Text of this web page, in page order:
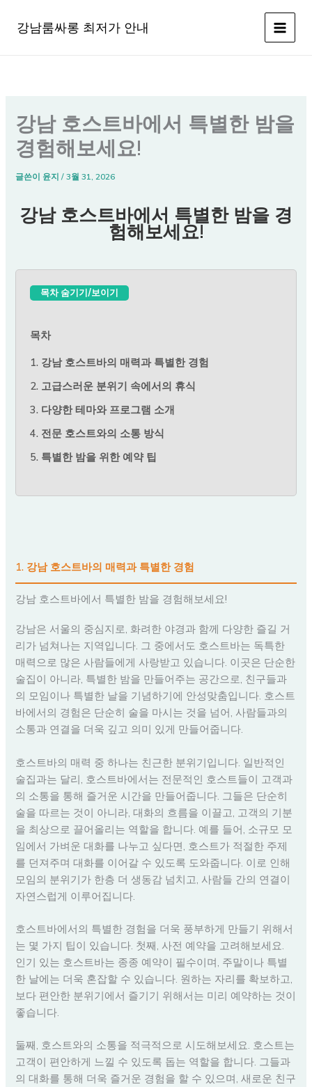
강남룸싸롱 최저가 안내
강남 호스트바에서 특별한 밤을
경험해보세요!
글쓴이 윤지/3월 31, 2026
강남 호스트바에서 특별한 밤을 경
험해보세요!
목차 숨기기/보이기
목차
1. 강남 호스트바의 매력과 특별한 경험
2. 고급스러운 분위기 속에서의 휴식
3. 다양한 테마와 프로그램 소개
4. 전문 호스트와의 소통 방식
5. 특별한 밤을 위한 예약 팁
1. 강남 호스트바의 매력과 특별한 경험
강남 호스트바에서 특별한 밤을 경험해보세요!
강남은 서울의 중심지로, 화려한 야경과 함께 다양한 즐길 거
리가 넘쳐나는 지역입니다. 그 중에서도 호스트바는 독특한
매력으로 많은 사람들에게 사랑받고 있습니다. 이곳은 단순한
술집이 아니라, 특별한 밤을 만들어주는 공간으로, 친구들과
의 모임이나 특별한 날을 기념하기에 안성맞춤입니다. 호스트
바에서의 경험은 단순히 술을 마시는 것을 넘어, 사람들과의
소통과 연결을 더욱 깊고 의미 있게 만들어줍니다.
호스트바의 매력 중 하나는 친근한 분위기입니다. 일반적인
술집과는 달리, 호스트바에서는 전문적인 호스트들이 고객과
의 소통을 통해 즐거운 시간을 만들어줍니다. 그들은 단순히
술을 따르는 것이 아니라, 대화의 흐름을 이끌고, 고객의 기분
을 최상으로 끌어올리는 역할을 합니다. 예를 들어, 소규모 모
임에서 가벼운 대화를 나누고 싶다면, 호스트가 적절한 주제
를 던져주며 대화를 이어갈 수 있도록 도와줍니다. 이로 인해
모임의 분위기가 한층 더 생동감 넘치고, 사람들 간의 연결이
자연스럽게 이루어집니다.
호스트바에서의 특별한 경험을 더욱 풍부하게 만들기 위해서
는 몇 가지 팁이 있습니다. 첫째, 사전 예약을 고려해보세요.
인기 있는 호스트바는 종종 예약이 필수이며, 주말이나 특별
한 날에는 더욱 혼잡할 수 있습니다. 원하는 자리를 확보하고,
보다 편안한 분위기에서 즐기기 위해서는 미리 예약하는 것이
좋습니다.
둘째, 호스트와의 소통을 적극적으로 시도해보세요. 호스트는
고객이 편안하게 느낄 수 있도록 돕는 역할을 합니다. 그들과
의 대화를 통해 더욱 즐거운 경험을 할 수 있으며, 새로운 친구